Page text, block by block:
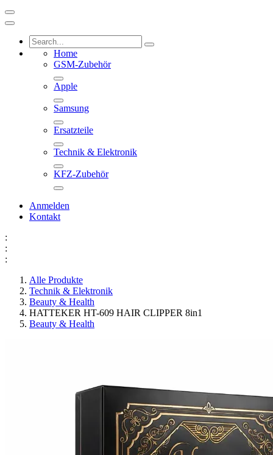
Home
GSM-Zubehör
Apple
Samsung
Ersatzteile
Technik & Elektronik
KFZ-Zubehör
Anmelden
Kontakt
:
:
:
Alle Produkte
Technik & Elektronik
Beauty & Health
HATTEKER HT-609 HAIR CLIPPER 8in1
Beauty & Health